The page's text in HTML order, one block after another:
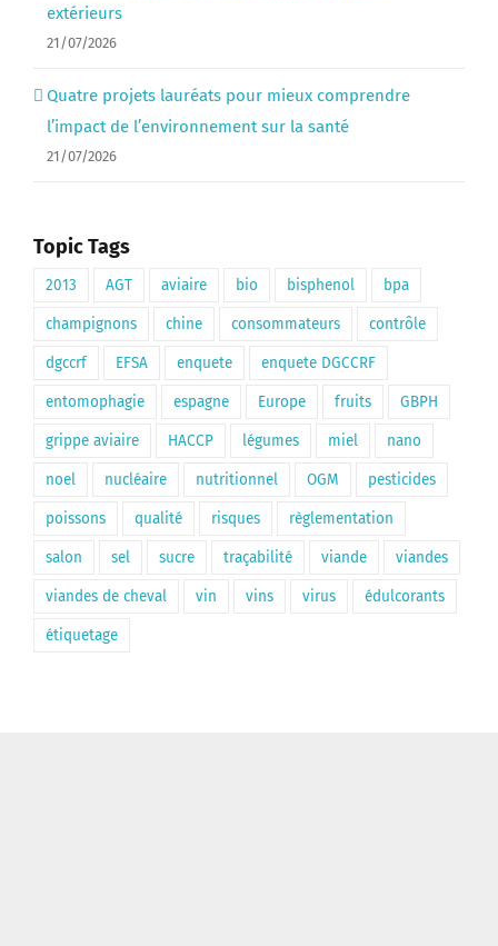
extérieurs
21/07/2026
Quatre projets lauréats pour mieux comprendre
l’impact de l’environnement sur la santé
21/07/2026
Topic Tags
2013 AGT aviaire bio bisphenol bpa
champignons chine consommateurs contrôle
dgccrf EFSA enquete enquete DGCCRF
entomophagie espagne Europe fruits GBPH
grippe aviaire HACCP légumes miel nano
noel nucléaire nutritionnel OGM pesticides
poissons qualité risques règlementation
salon sel sucre traçabilité viande viandes
viandes de cheval vin vins virus édulcorants
étiquetage